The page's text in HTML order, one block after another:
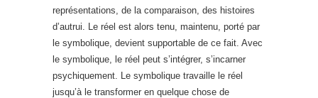
représentations, de la comparaison, des histoires
d’autrui. Le réel est alors tenu, maintenu, porté par
le symbolique, devient supportable de ce fait. Avec
le symbolique, le réel peut s’intégrer, s’incarner
psychiquement. Le symbolique travaille le réel
jusqu’à le transformer en quelque chose de